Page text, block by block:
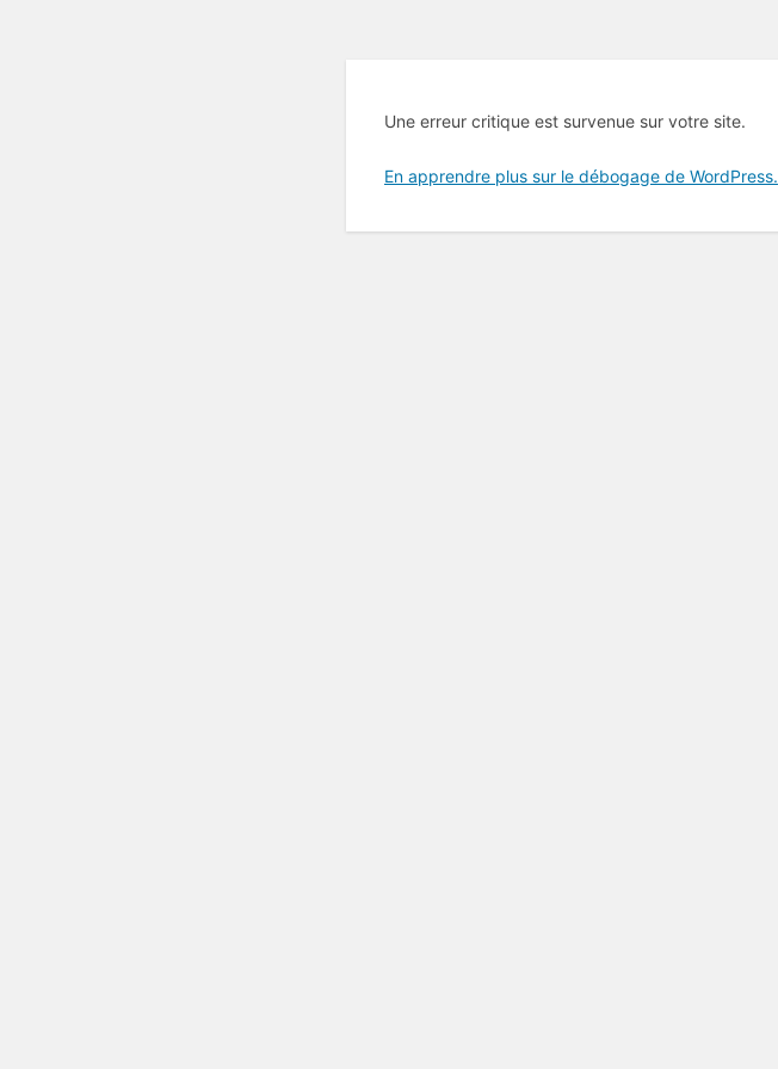
Une erreur critique est survenue sur votre site.
En apprendre plus sur le débogage de WordPress.